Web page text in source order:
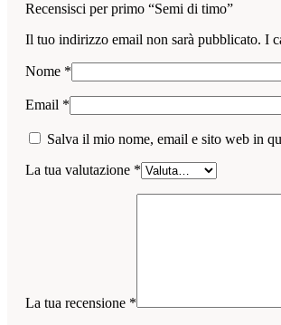
Recensisci per primo “Semi di timo”
Il tuo indirizzo email non sarà pubblicato. I
Nome *
Email *
Salva il mio nome, email e sito web in
La tua valutazione *
La tua recensione *